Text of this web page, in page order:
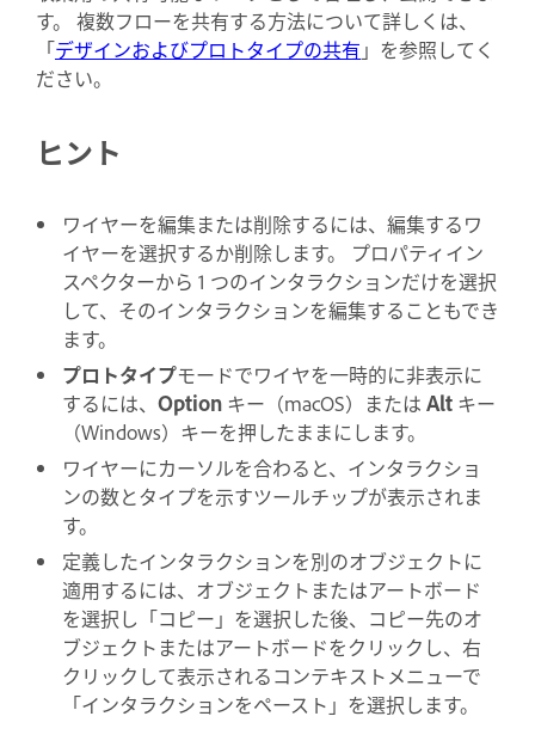
す。 複数フローを共有する方法について詳しくは、
「デザインおよびプロトタイプの共有 」を参照してく
ださい。
ヒント
ワイヤーを編集または削除するには、編集するワ
イヤーを選択するか削除します。 プロパティイン
スペクターから 1 つのインタラクションだけを選択
して、そのインタラクションを編集することもでき
ます。
プロトタイプモードでワイヤを一時的に非表示に
するには、 Option キー（macOS）または Alt キー
（Windows）キーを押したままにします。
ワイヤーにカーソルを合わると、インタラクショ
ンの数とタイプを示すツールチップが表示されま
す。
定義したインタラクションを別のオブジェクトに
適用するには、オブジェクトまたはアートボード
を選択し「コピー」を選択した後、コピー先のオ
ブジェクトまたはアートボードをクリックし、右
クリックして表示されるコンテキストメニューで
「インタラクションをペースト」を選択します。